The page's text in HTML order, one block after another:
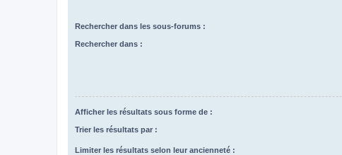
Rechercher dans les sous-forums :
Rechercher dans :
Afficher les résultats sous forme de :
Trier les résultats par :
Limiter les résultats selon leur ancienneté :